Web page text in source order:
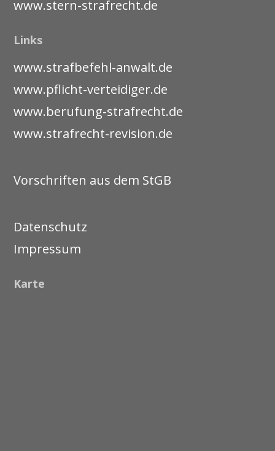
www.stern-strafrecht.de
Links
www.strafbefehl-anwalt.de
www.pflicht-verteidiger.de
www.berufung-strafrecht.de
www.strafrecht-revision.de
Vorschriften aus dem StGB
Datenschutz
Impressum
Karte